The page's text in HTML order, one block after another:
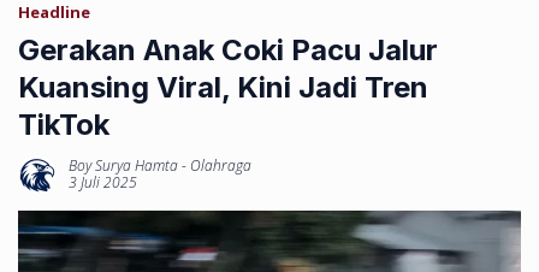
Headline
Gerakan Anak Coki Pacu Jalur
Kuansing Viral, Kini Jadi Tren
TikTok
Boy Surya Hamta- Olahraga
3 Juli 2025